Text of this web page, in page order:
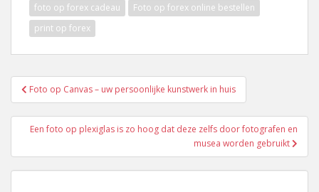
foto op forex cadeau
Foto op forex online bestellen
print op forex
Berichtnavigatie
Foto op Canvas – uw persoonlijke kunstwerk in huis
Een foto op plexiglas is zo hoog dat deze zelfs door fotografen en
musea worden gebruikt